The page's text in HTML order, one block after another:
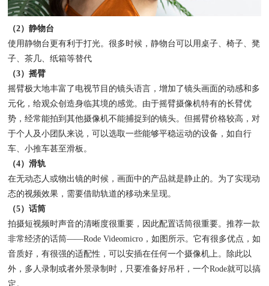
（2）静物台
使用静物台更有利于打光。很多时候，静物台可以用桌子、椅子、凳
子、茶几、纸箱等替代
（3）摇臂
摇臂极大地丰富了电视节目的镜头语言，增加了镜头画面的动感和多
元化，给观众创造身临其境的感觉。由于摇臂摄像机特有的长臂优
势，经常能拍到其他摄像机不能捕捉到的镜头。但摇臂价格较高，对
于个人及小团队来说，可以选取一些能够平稳运动的设备，如自行
车、小推车甚至滑板。
（4）滑轨
在无动态人或物出镜的时候，画面中的产品就是静止的。为了实现动
态的视频效果，需要借助轨道的移动来呈现。
（5）话筒
拍摄短视频时声音的清晰度很重要，因此配置话筒很重要。推荐一款
非常经济的话筒——Rode Videomicro，如图所示。它有很多优点，如
音质好，有很强的适配性，可以安插在任何一个摄像机上。除此以
外，多人录制或者外景录制时，只要准备好吊杆，一个Rode就可以搞
定。